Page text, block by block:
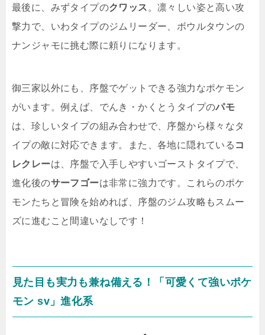
最後に、みずタイプのクワッス。凛々しい姿と高い攻
撃力で、いわタイプのジムリーダー、ボウルタウンの
ナンジャモに挑む際に頼りになります。
御三家以外にも、序盤でゲットできる強力なポケモン
がいます。例えば、でんき・かくとうタイプのパモ
は、珍しいタイプの組み合わせで、序盤から様々なタ
イプの敵に対応できます。また、各地に隠れている コ
レクレーは、序盤で入手しやすいゴーストタイプで、
進化後のサーフゴーは非常に強力です。これらのポケ
モンたちと冒険を始めれば、序盤のジム攻略もスムー
ズに進むこと間違いなしです！
見た目も実力も兼ね備える！「可愛くて強いポケ
モン sv」進化系